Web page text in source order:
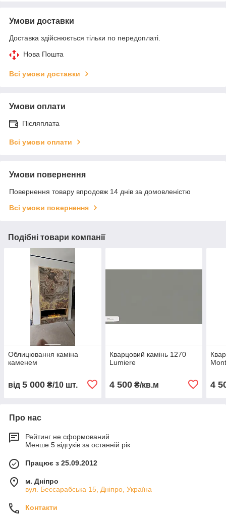
Умови доставки
Доставка здійснюється тільки по передоплаті.
Нова Пошта
Всі умови доставки
Умови оплати
Післяплата
Всі умови оплати
Умови повернення
Повернення товару впродовж 14 днів за домовленістю
Всі умови повернення
Подібні товари компанії
Облицювання каміна
каменем
від 5 000 ₴/10 шт.
Кварцовий камінь 1270
Lumiere
4 500₴/кв.м 4
Про нас
Рейтинг не сформований
Менше 5 відгуків за останній рік
Працює з 25.09.2012
м. Дніпро
вул. Бессарабська 15, Дніпро, Україна
Контакти